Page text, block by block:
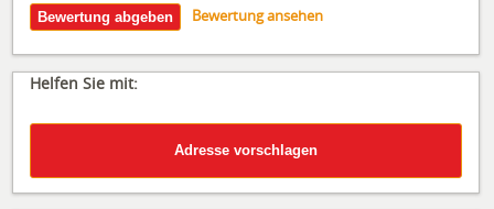
Bewertung ansehen
Helfen Sie mit: